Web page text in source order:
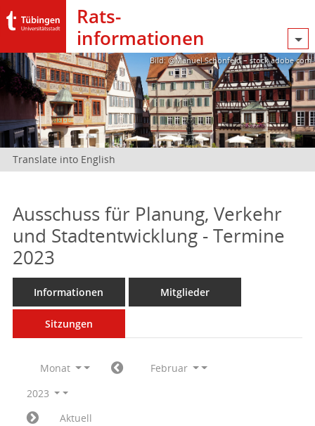
Rats­
informationen
Bild: @Manuel Schönfeld – stock.adobe.com
Translate into English
Ausschuss für Planung, Verkehr
und Stadtentwicklung - Termine
2023
Informationen Mitglieder
Sitzungen
Monat
Februar
2023
Aktuell